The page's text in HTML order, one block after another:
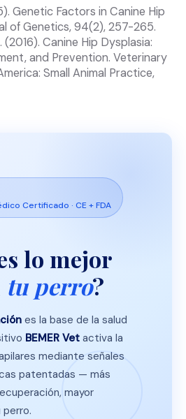
Genetic Factors in Canine Hip
of Genetics, 94(2), 257-265.
(2016). Canine Hip Dysplasia:
and Prevention. Veterinary
Small Animal Practice,
Certificado · CE + FDA
lo mejor
tu perro?
es la base de la salud
BEMER Vet activa la
mediante señales
patentadas — más
mayor